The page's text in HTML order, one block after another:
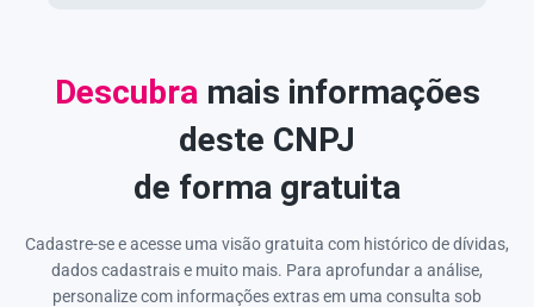
Descubra mais informações
deste CNPJ
de forma gratuita
Cadastre-se e acesse uma visão gratuita com histórico de dívidas,
dados cadastrais e muito mais. Para aprofundar a análise,
personalize com informações extras em uma consulta sob